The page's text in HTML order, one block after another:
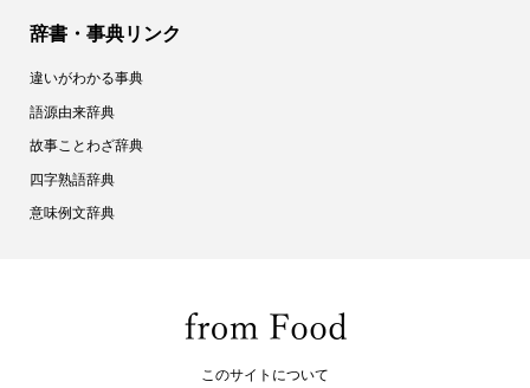
辞書・事典リンク
違いがわかる事典
語源由来辞典
故事ことわざ辞典
四字熟語辞典
意味例文辞典
このサイトについて